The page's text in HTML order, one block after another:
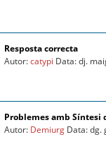
Resposta correcta
Autor:catypi Data: dj.
Problemes amb Síntesi
Autor: Demiurg Data: dg.